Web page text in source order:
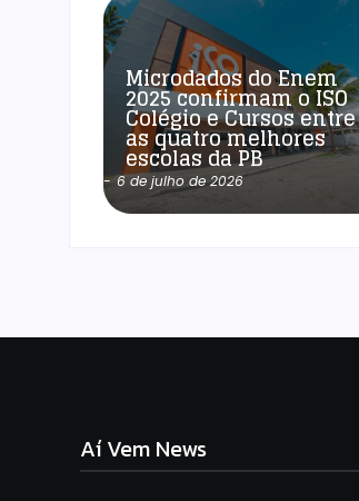
Microdados do Enem
2025 confirmam o ISO
Colégio e Cursos entre
as quatro melhores
escolas da PB
- 6 de julho de 2026
Aí Vem News